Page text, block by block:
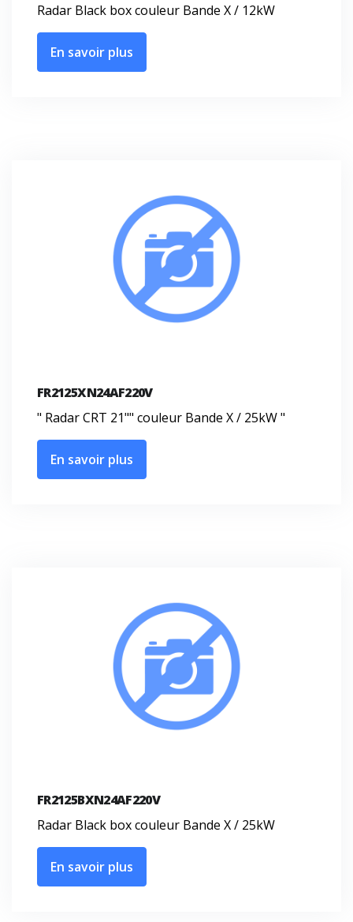
Radar Black box couleur Bande X / 12kW
En savoir plus
FR2125XN24AF220V
" Radar CRT 21"" couleur Bande X / 25kW "
En savoir plus
FR2125BXN24AF220V
Radar Black box couleur Bande X / 25kW
En savoir plus